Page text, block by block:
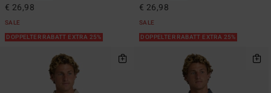
€ 26,98
SALE
DOPPELTER RABATT EXTRA 25%
€ 26,98
SALE
DOPPELTER RABATT EXTRA 25%